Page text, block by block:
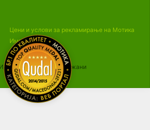
Цени и услови за рекламирање на Мотика
Импресум
Сите права се задржани